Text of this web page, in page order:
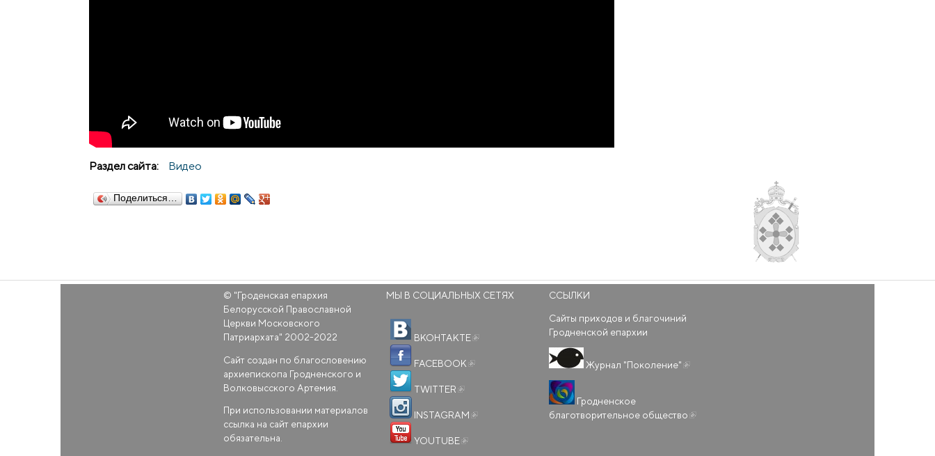
Раздел сайта: Видео
Поделиться…
© "Гроденская епархия
Белорусской Православной
Церкви Московского
Патриархата" 2002-2022
Сайт создан по благословению
архиепископа Гродненского и
Волковысского Артемия.
При использовании материалов
ссылка на сайт епархии
обязательна.
МЫ В СОЦИАЛЬНЫХ СЕТЯХ
ВКОНТАКТЕ
(внешняя ссылка)
FACEBOOK
TWITTER
INSTAGRAM
(внешняя ссылка)
YOUTUBE
ССЫЛКИ
Сайты приходов и благочиний
Гродненской епархии
Журнал "Поколение"
Гродненское
благотворительное общество (внешняя ссылка)